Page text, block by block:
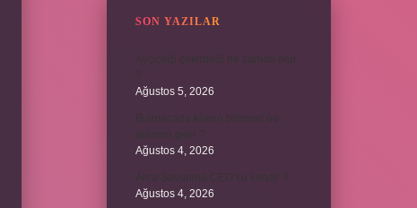
SON YAZILAR
Ağustos 5, 2026
Bulmacada köken bilimsel ne
Ağustos 4, 2026
Ağustos 4, 2026